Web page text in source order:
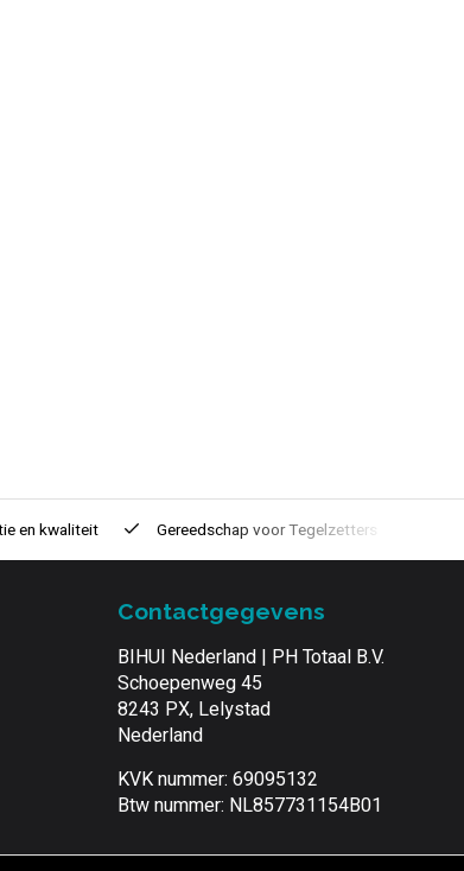
en kwaliteit Gereedschap voorTegelzetters
Contactgegevens
BIHUI Nederland | PH Totaal B.V.
Schoepenweg 45
8243 PX, Lelystad
Nederland
KVK nummer: 69095132
Btw nummer: NL857731154B01